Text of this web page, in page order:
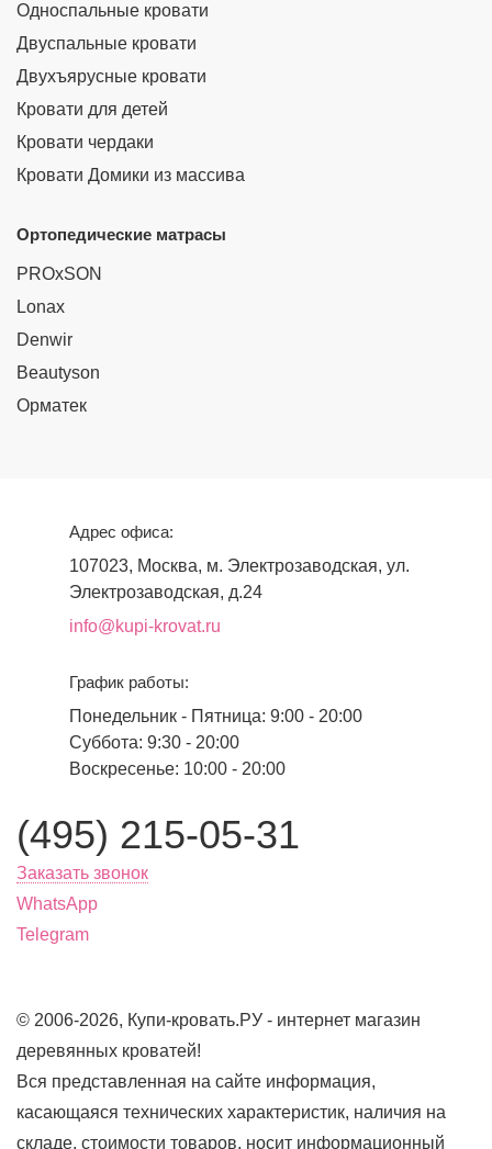
Односпальные кровати
Двуспальные кровати
Двухъярусные кровати
Кровати для детей
Кровати чердаки
Кровати Домики из массива
Ортопедические матрасы
PROxSON
Lonax
Denwir
Beautyson
Орматек
Адрес офиса:
107023, Москва, м. Электрозаводская, ул.
Электрозаводская, д.24
info@kupi-krovat.ru
График работы:
Понедельник - Пятница: 9:00 - 20:00
Суббота: 9:30 - 20:00
Воскресенье: 10:00 - 20:00
(495) 215-05-31
Заказать звонок
WhatsApp
Telegram
© 2006-2026, Купи-кровать.РУ - интернет магазин
деревянных кроватей!
Вся представленная на сайте информация,
касающаяся технических характеристик, наличия на
складе, стоимости товаров, носит информационный